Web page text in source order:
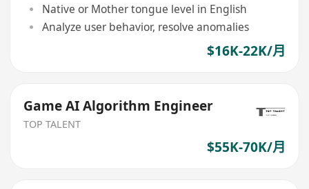
Native or Mother tongue level in English
Analyze user behavior, resolve anomalies
$16K-22K/月
Game AI Algorithm Engineer
TOP TALENT
$55K-70K/月